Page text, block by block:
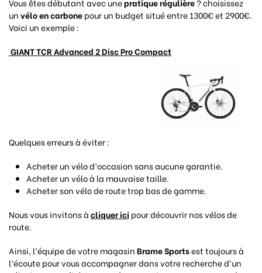
Vous êtes débutant avec unepratique régulière? choisissez
unvélo en carbonepour un budget situé entre 1300€ et 2900€.
Voici un exemple :
GIANT TCR Advanced 2 Disc Pro Compact
Quelques erreurs à éviter :
Acheter un vélo d’occasion sans aucune garantie.
Acheter un vélo à la mauvaise taille.
Acheter son vélo de route trop bas de gamme.
Nous vous invitons àcliquer ici pour découvrir nos vélos de
route.
Ainsi, l’équipe de votre magasinBrame Sportsest toujours à
l’écoute pour vous accompagner dans votre recherche d’un